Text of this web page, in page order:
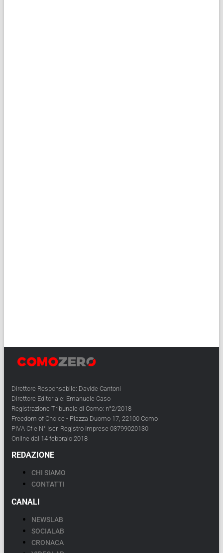
Direttore Responsabile: Davide Cantoni
Direttore Editoriale: Emanuele Caso
Registrazione Tribunale di Como: n°2/2018
Freedom of Choice - Piazza Duomo 17, 22100 Como
PIVA Cf e N° Iscr. Registro Imprese 03799020130
Online dal 14 febbraio 2018
REDAZIONE
CHI SIAMO
CONTATTI
CANALI
NEWSLAB
SOCIALAB
CRONACA